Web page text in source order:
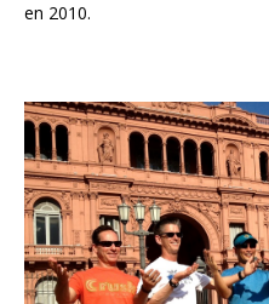
en 2010.